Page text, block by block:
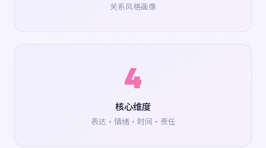
关系风格画像
4
核心维度
表达·情绪·时间·责任